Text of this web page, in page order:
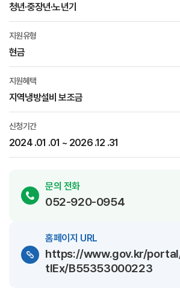
청년·중장년·노년기
지원유형
현금
지원혜택
지역냉방설비 보조금
신청기간
2024 .01 .01 ~ 2026 .12 .31
문의 전화
052-920-0954
홈페이지 URL
https://www.gov.kr/
tlEx/B55353000223